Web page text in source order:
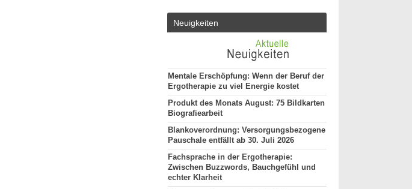
Neuigkeiten
Mentale Erschöpfung: Wenn der Beruf der
Ergotherapie zu viel Energie kostet
Produkt des Monats August: 75 Bildkarten
Biografiearbeit
Blankoverordnung: Versorgungsbezogene
Pauschale entfällt ab 30. Juli 2026
Fachsprache in der Ergotherapie:
Zwischen Buzzwords, Bauchgefühl und
echter Klarheit